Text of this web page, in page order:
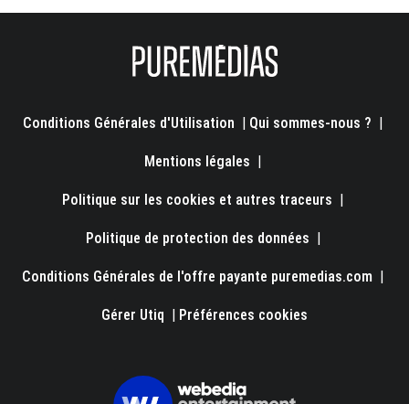
Conditions Générales d'Utilisation | Qui sommes-nous ? |
Mentions légales |
Politique sur les cookies et autres traceurs |
Politique de protection des données |
Conditions Générales de l'offre payante puremedias.com |
Gérer Utiq | Préférences cookies